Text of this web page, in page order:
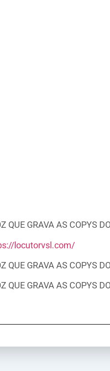
QUE GRAVA AS COPYS
locutorvsl.com/
QUE GRAVA AS COPYS
QUE GRAVA AS COPYS